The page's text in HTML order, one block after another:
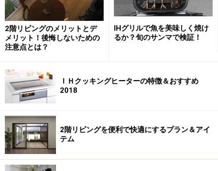
３階建て以上の場合も、「寝室」と「階段」に設置しま
す。この場合の「階段」は、「寝室」がある階（1階な
ど避難階を除く）の階段最上部に設置します。また、
「寝室」がある階から、２つ下の階の階段（屋外に設置
された階段を除く）にも設置します。（当該階段の上部
の回に警報器が設置されている場合を除く）
ただし、「台所」への設置も推奨されており、各市町村
条例によっては、台所にも設置が義務化されている場合
2階リビングのメリットとデ
メリット！後悔しないための
注意点とは？
IHグリルで魚を美味しく焼け
るか？旬のサンマで検証！
ＩＨクッキングヒーターの特徴＆おすすめ
2018
2階リビングを便利で快適にするプラン＆アイ
テム